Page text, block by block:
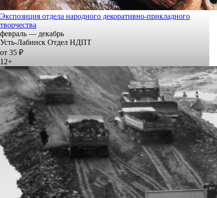
Экспозиция отдела народного декоративно-прикладного
творчества
февраль — декабрь
Усть-Лабинск Отдел НДПТ
от 35 ₽
12+